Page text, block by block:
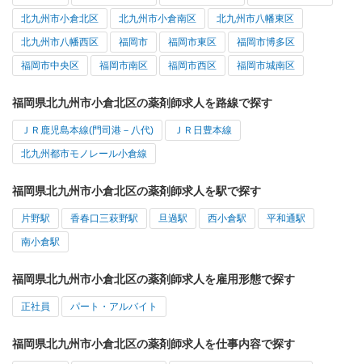
北九州市小倉北区 北九州市小倉南区 北九州市八幡東区
北九州市八幡西区 福岡市 福岡市東区 福岡市博多区
福岡市中央区 福岡市南区 福岡市西区 福岡市城南区
福岡県北九州市小倉北区の薬剤師求人を路線で探す
ＪＲ鹿児島本線(門司港－八代) ＪＲ日豊本線
北九州都市モノレール小倉線
福岡県北九州市小倉北区の薬剤師求人を駅で探す
片野駅 香春口三萩野駅 旦過駅 西小倉駅 平和通駅
南小倉駅
福岡県北九州市小倉北区の薬剤師求人を雇用形態で探す
正社員 パート・アルバイト
福岡県北九州市小倉北区の薬剤師求人を仕事内容で探す